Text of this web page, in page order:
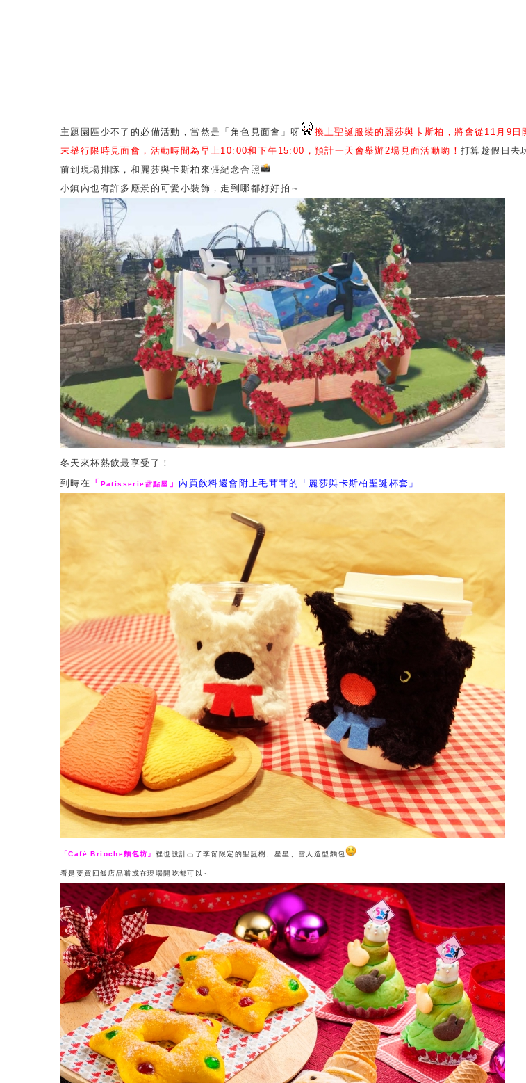
主題園區少不了的必備活動，當然是「角色見面會」呀 換上聖誕服裝的麗莎與卡斯柏，將會從11月9日
末舉行限時見面會， 活動時間為早上10:00和下午 15:00 ，預計一天會舉辦2場見面活動喲！打算趁假日去
前到現場排隊，和麗莎與卡斯柏來張紀念合照
小鎮內也有許多應景的可愛小裝飾，走到哪都好好拍～
冬天來杯熱飲最享受了！
到時在 「 Patisserie甜點屋 」 內買飲料還會附上毛茸茸的「麗莎與卡斯柏聖誕杯套」
「Café Brioche麵包坊」 裡也設計出了季節限定的聖誕樹、星星、雪人造型麵包
看是要買回飯店品嚐或在現場開吃都可以～